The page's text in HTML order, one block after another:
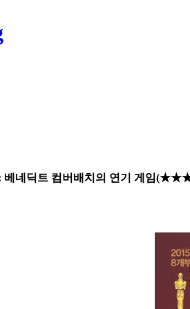
: 베네딕트 컴버배치의 연기 게임